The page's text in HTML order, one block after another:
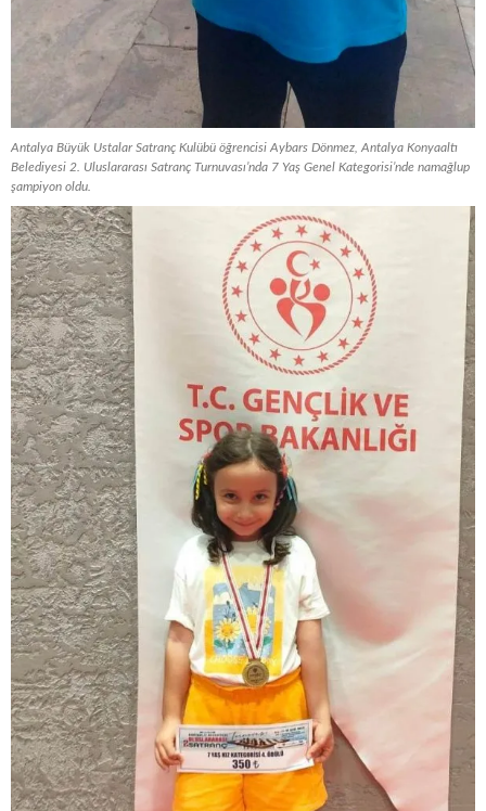
Antalya Büyük Ustalar Satranç Kulübü öğrencisi Aybars Dönmez, Antalya Konyaaltı
Belediyesi 2. Uluslararası Satranç Turnuvası’nda 7 Yaş Genel Kategorisi’nde namağlup
şampiyon oldu.